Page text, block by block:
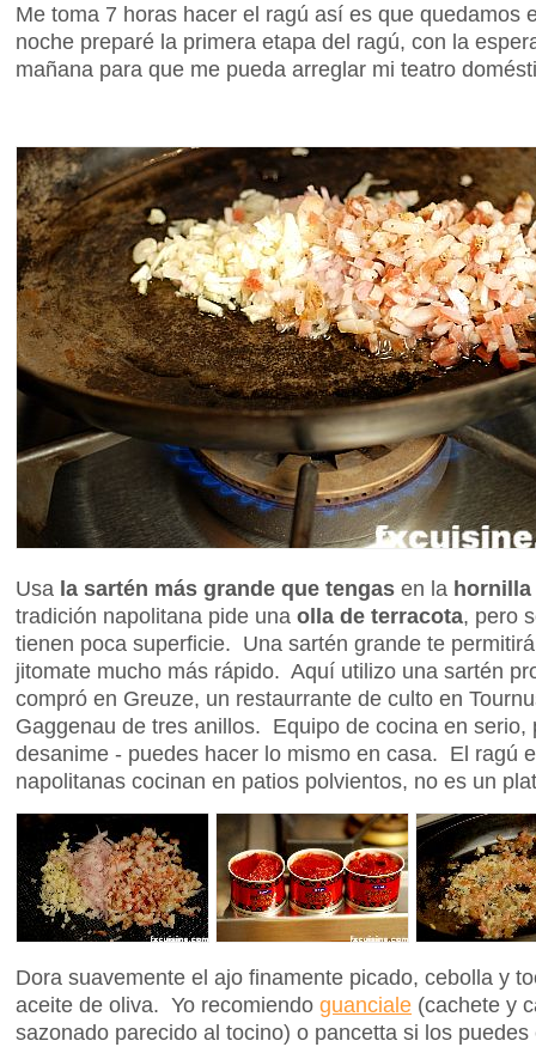
Me toma 7 horas hacer el ragú así es que
noche preparé la primera etapa del ragú, con la
mañana para que me pueda arreglar mi teatro
Usa la sartén más grande que tengas en la
tradición napolitana pide una olla de terracota, pero
tienen poca superficie. Una sartén grande te
jitomate mucho más rápido. Aquí utilizo una sartén
compró en Greuze, un restaurrante de culto en
Gaggenau de tres anillos. Equipo de cocina en serio,
desanime - puedes hacer lo mismo en casa. El ragú
napolitanas cocinan en patios polvientos, no es un
Dora suavemente el ajo finamente picado, cebolla y
aceite de oliva. Yo recomiendo guanciale (cachete y
sazonado parecido al tocino) o pancetta si los puedes